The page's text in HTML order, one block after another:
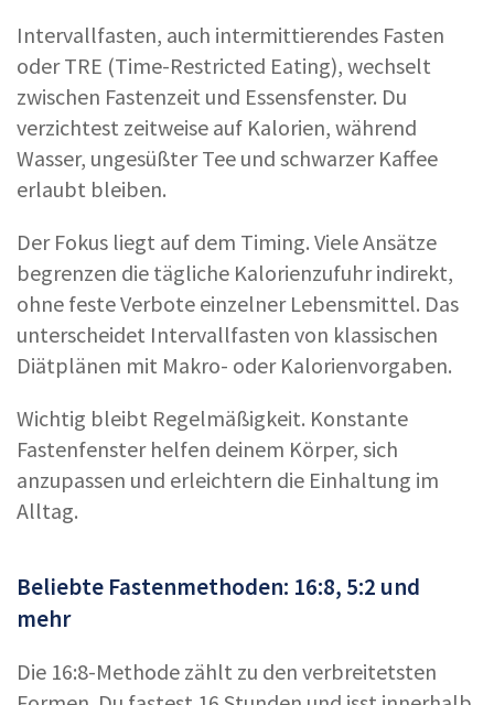
Intervallfasten, auch intermittierendes Fasten
oder TRE (Time-Restricted Eating), wechselt
zwischen Fastenzeit und Essensfenster. Du
verzichtest zeitweise auf Kalorien, während
Wasser, ungesüßter Tee und schwarzer Kaffee
erlaubt bleiben.
Der Fokus liegt auf dem Timing. Viele Ansätze
begrenzen die tägliche Kalorienzufuhr indirekt,
ohne feste Verbote einzelner Lebensmittel. Das
unterscheidet Intervallfasten von klassischen
Diätplänen mit Makro- oder Kalorienvorgaben.
Wichtig bleibt Regelmäßigkeit. Konstante
Fastenfenster helfen deinem Körper, sich
anzupassen und erleichtern die Einhaltung im
Alltag.
Beliebte Fastenmethoden: 16:8, 5:2 und
mehr
Die 16:8-Methode zählt zu den verbreitetsten